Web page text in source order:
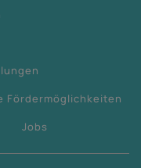
Fördermöglichkeiten
Jobs